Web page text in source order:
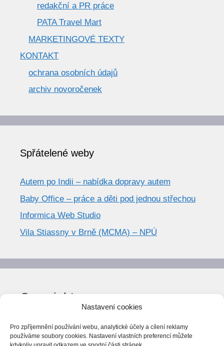
Nastavení cookies
Pro zpříjemnění používání webu, analytické účely a cílení reklamy
používáme soubory cookies. Nastavení vlastních preferencí můžete
redakční a PR práce
PATA Travel Mart
MARKETINGOVÉ TEXTY
KONTAKT
ochrana osobních údajů
archiv novoročenek
Spřátelené weby
Autem po Indii – nabídka dopravy autem
Baby Office – práce a děti pod jednou střechou
Informica Web Studio
Vila Stiassny v Brně (MCMA) – NPÚ
Copyright
© World Trend 2014-2026
Všechna práva vyhrazena.